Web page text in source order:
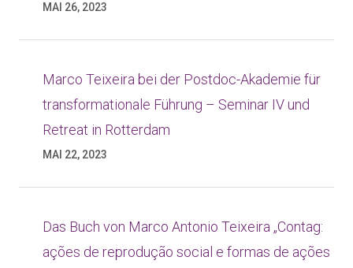
MAI 26, 2023
Marco Teixeira bei der Postdoc-Akademie für
transformationale Führung – Seminar IV und
Retreat in Rotterdam
MAI 22, 2023
Das Buch von Marco Antonio Teixeira „Contag:
ações de reprodução social e formas de ações